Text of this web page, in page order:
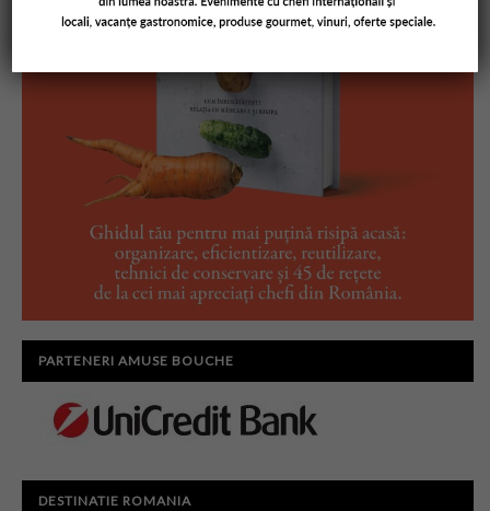
PARTENERI AMUSE BOUCHE
DESTINATIE ROMANIA